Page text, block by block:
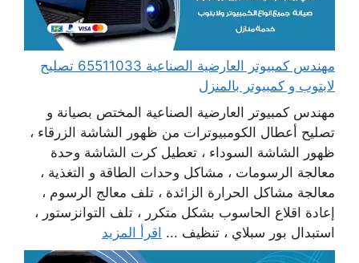
مهندس كمبيوتر العارضية الصناعية 65511033 تصليح
لابتوب و كمبيوتر بالمنزل
مهندس كمبيوتر العارضية الصناعية المختص بصيانة و
تصليح أعطال الكومبيوترات من ظهور الشاشة الزرقاء ،
ظهور الشاشة السوداء ، تعطيل كرت الشاشة وحدة
معالجة الرسومات ، مشاكل وحدات الطاقة و التغذية ،
معالجة مشاكل الحرارة الزائدة ، تلف معالج الرسوم ،
إعادة اقلاع الحاسوب بشكل متكرر ، تلف التوانزستور ،
استبدال بور سبلاي ، تنظيف ... اقرأ المزيد